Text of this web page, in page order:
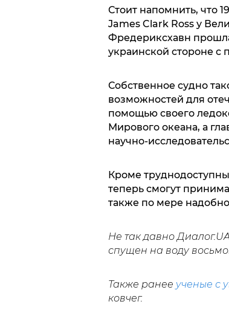
Стоит напомнить, что
James Clark Ross у
Фредериксхавн
украинской стороне с
Собственное судно
возможностей для
помощью своего
Мирового океана, а
научно-
Кроме
теперь смогут
также по мере
Не так давно
спущен на воду
Также ранее ученые с
ковчег.